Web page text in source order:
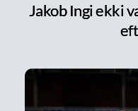
Jakob Ingi ekki